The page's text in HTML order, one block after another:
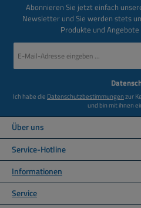
Abonnieren Sie jetzt einfach
Newsletter und Sie werden stets
Produkte und
Mail-
Ich habe die Datenschutzbestimmungenzur
und bin mit ihnen
Über uns
Service-Hotline
Informationen
Service